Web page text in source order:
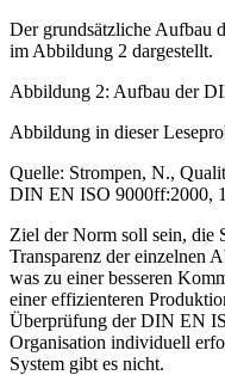
Der grundsätzliche Aufbau
im Abbildung 2 dargestellt.
Abbildung 2: Aufbau der
Abbildung in dieser
Quelle: Strompen, N.,
DIN EN ISO 9000ff:2000,
Ziel der Norm soll sein, die
Transparenz der einzelnen
was zu einer besseren
einer effizienteren
Überprüfung der DIN EN
Organisation individuell
System gibt es nicht.